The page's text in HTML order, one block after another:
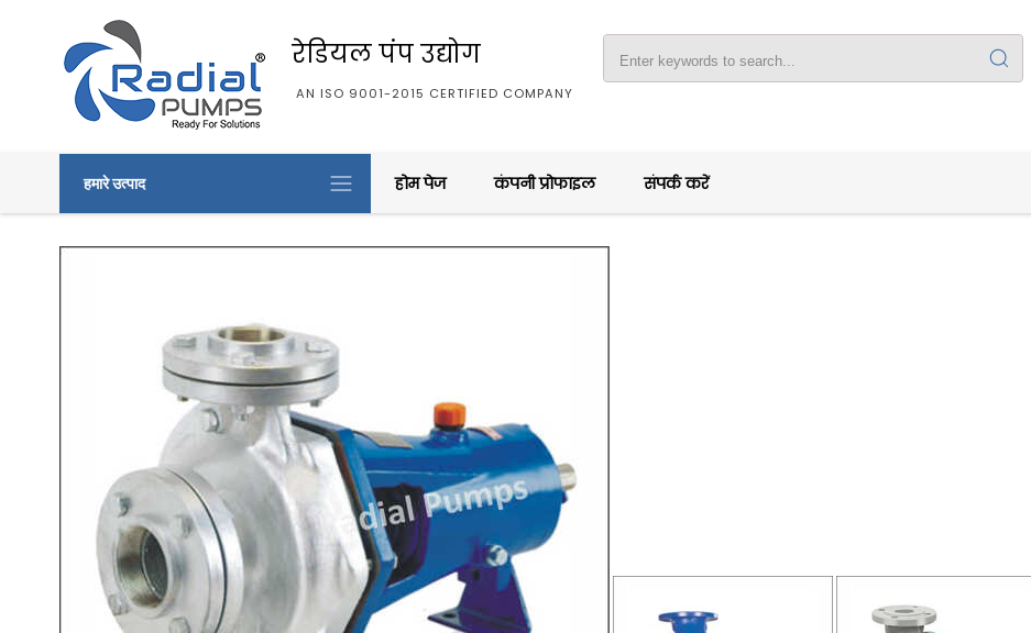
रेडियल पंप उद्योग
AN ISO 9001-2015 CERTIFIED COMPANY
हमारे उत्पाद होम पेज कंपनी प्रोफाइल संपर्क करें